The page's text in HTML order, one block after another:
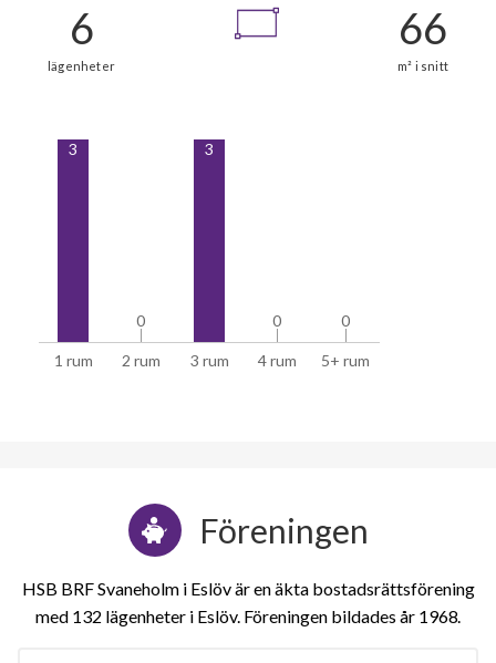
1 rum 2 rum 3 rum 4 rum 5+ rum
3
0
0
3
0
0 0
0
Föreningen
HSB BRF Svaneholm i Eslöv är en äkta bostadsrättsförening
med 132 lägenheter i Eslöv. Föreningen bildades år 1968